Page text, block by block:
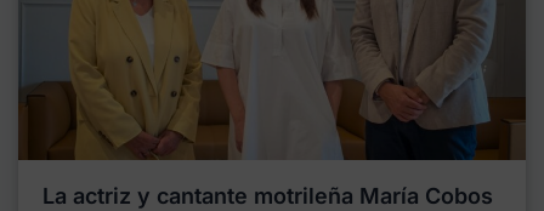
La actriz y cantante motrileña María Cobos